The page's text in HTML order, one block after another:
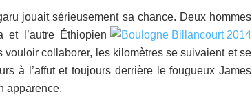
jouait sérieusement sa chance. Deux hommes
l’autre Éthiopien
collaborer, les kilomètres se suivaient et se
à l’affut et toujours derrière le fougueux James
apparence.